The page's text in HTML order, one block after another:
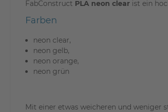
FabConstruct PLA neon clear ist ein
Farben
neon clear,
neon gelb,
neon orange,
neon grün
Mit einer etwas weicheren und weniger